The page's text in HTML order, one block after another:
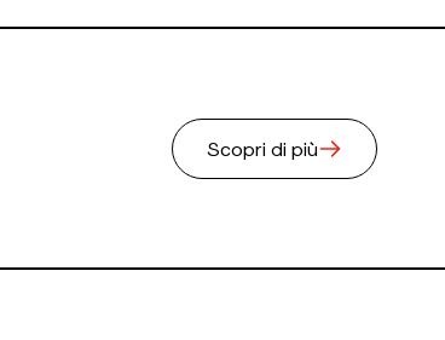
Scopri di più